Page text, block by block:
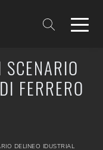
FERRERO
DELINEO IDUSTRIAL